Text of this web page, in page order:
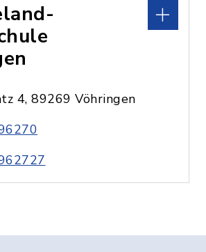
4, 89269 Vöhringen